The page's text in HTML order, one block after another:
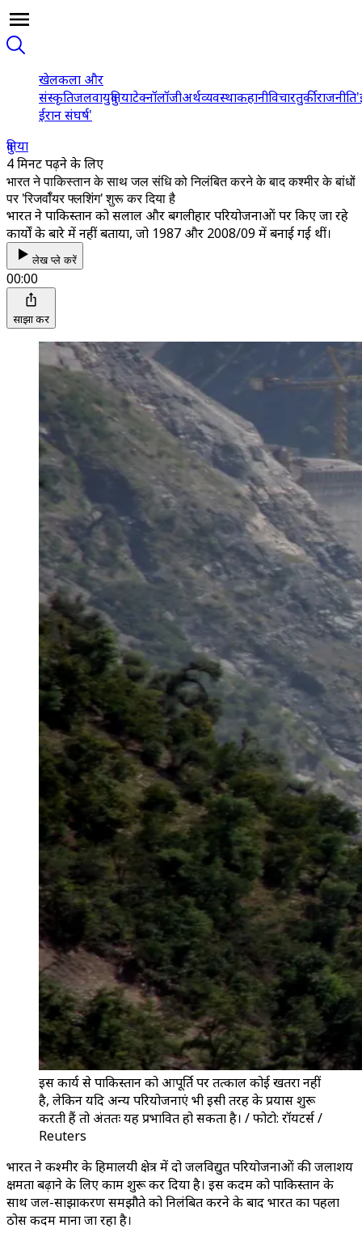
खेलकला और
संस्कृतिजलवायुदुनियाटेक्नॉलॉजीअर्थव्यवस्थाकहानीविचारतुर्कीराजनीति
ईरान संघर्ष'
दुनिया
4 मिनट पढ़ने के लिए
भारत ने पाकिस्तान के साथ जल संधि को निलंबित करने के बाद कश्मीर के बांधों
पर 'रिजर्वॉयर फ्लशिंग' शुरू कर दिया है
भारत ने पाकिस्तान को सलाल और बगलीहार परियोजनाओं पर किए जा रहे
कार्यों के बारे में नहीं बताया, जो 1987 और 2008/09 में बनाई गई थीं।
लेख प्ले करें
00:00
साझा करें
इस कार्य से पाकिस्तान को आपूर्ति पर तत्काल कोई खतरा नहीं
है, लेकिन यदि अन्य परियोजनाएं भी इसी तरह के प्रयास शुरू
करती हैं तो अंततः यह प्रभावित हो सकता है। / फोटो: रॉयटर्स /
Reuters
भारत ने कश्मीर के हिमालयी क्षेत्र में दो जलविद्युत परियोजनाओं की जलाशय
क्षमता बढ़ाने के लिए काम शुरू कर दिया है। इस कदम को पाकिस्तान के
साथ जल-साझाकरण समझौते को निलंबित करने के बाद भारत का पहला
ठोस कदम माना जा रहा है।